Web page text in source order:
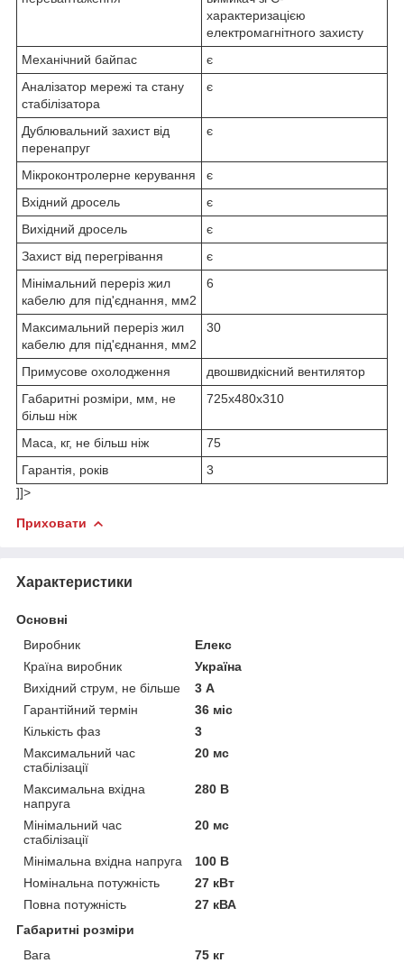
характеризацією
електромагнітного захисту
Механічний байпас
є
Аналізатор мережі та стану
стабілізатора
є
Дублювальний захист від
перенапруг
є
Мікроконтролерне керування
є
Вхідний дросель
є
Вихідний дросель
є
Захист від перегрівання
є
Мінімальний переріз жил
кабелю для під'єднання, мм2
6
Максимальний переріз жил
кабелю для під'єднання, мм2
30
Примусове охолодження
двошвидкісний вентилятор
Габаритні розміри, мм, не
більш ніж
725х480х310
Маса, кг, не більш ніж
75
Гарантія, років
3
]]>
Приховати
Характеристики
Основні
Виробник
Елекс
Країна виробник
Україна
Вихідний струм, не більше
3 А
Гарантійний термін
36 міс
Кількість фаз
3
Максимальний час
стабілізації
20 мс
Максимальна вхідна
напруга
280 В
Мінімальний час
стабілізації
20 мс
Мінімальна вхідна напруга
100 В
Номінальна потужність
27 кВт
Повна потужність
27 кВА
Габаритні розміри
Вага
75 кг